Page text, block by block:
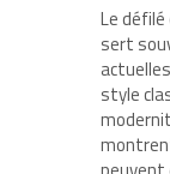
Le
sert
style